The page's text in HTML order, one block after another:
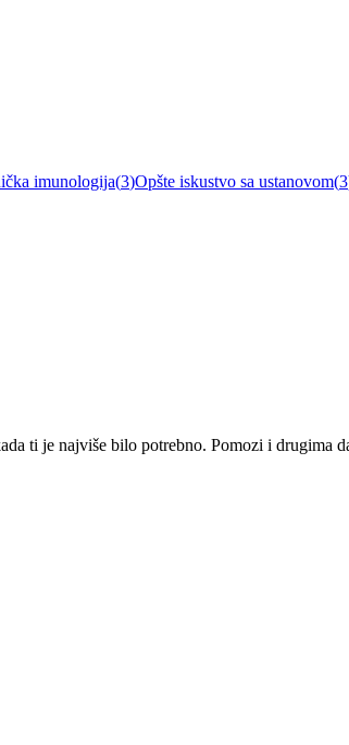
imunologija(3)Opšte iskustvo sa ustanovom(3
ti je najviše bilo potrebno. Pomozi i drugima